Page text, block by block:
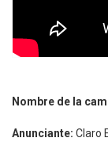
Nombre de la
Anunciante: Claro